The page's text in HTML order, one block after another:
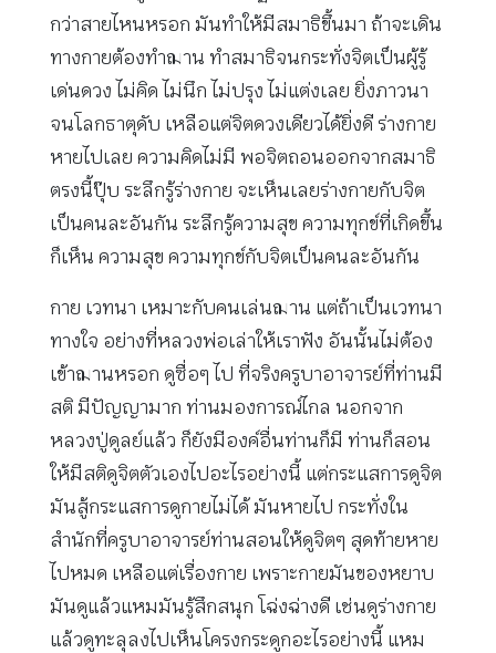
กว่าสายไหนหรอก มันทำให้มีสมาธิขึ้นมา ถ้าจะเดิน
ทางกายต้องทำฌาน ทำสมาธิจนกระทั่งจิตเป็นผู้รู้
เด่นดวง ไม่คิด ไม่นึก ไม่ปรุง ไม่แต่งเลย ยิ่งภาวนา
จนโลกธาตุดับ เหลือแต่จิตดวงเดียวได้ยิ่งดี ร่างกาย
หายไปเลย ความคิดไม่มี พอจิตถอนออกจากสมาธิ
ตรงนี้ปุ๊บ ระลึกรู้ร่างกาย จะเห็นเลยร่างกายกับจิต
เป็นคนละอันกัน ระลึกรู้ความสุข ความทุกข์ที่เกิดขึ้น
ก็เห็น ความสุข ความทุกข์กับจิตเป็นคนละอันกัน
กาย เวทนา เหมาะกับคนเล่นฌาน แต่ถ้าเป็นเวทนา
ทางใจ อย่างที่หลวงพ่อเล่าให้เราฟัง อันนั้นไม่ต้อง
เข้าฌานหรอก ดูซื่อๆ ไป ที่จริงครูบาอาจารย์ที่ท่านมี
สติ มีปัญญามาก ท่านมองการณ์ไกล นอกจาก
หลวงปู่ดูลย์แล้ว ก็ยังมีองค์อื่นท่านก็มี ท่านก็สอน
ให้มีสติดูจิตตัวเองไปอะไรอย่างนี้ แต่กระแสการดูจิต
มันสู้กระแสการดูกายไม่ได้ มันหายไป กระทั่งใน
สำนักที่ครูบาอาจารย์ท่านสอนให้ดูจิตๆ สุดท้ายหาย
ไปหมด เหลือแต่เรื่องกาย เพราะกายมันของหยาบ
มันดูแล้วแหมมันรู้สึกสนุก โฉ่งฉ่างดี เช่นดูร่างกาย
แล้วดูทะลุลงไปเห็นโครงกระดูกอะไรอย่างนี้ แหม